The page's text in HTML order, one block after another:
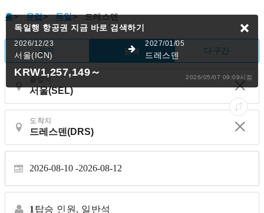
홈> 유럽> 독일> 드레스덴
편도 왕복 다구간
출발지
도착지
2026-08-10 2026-08-12
1 탑승 인원, 일반석
독일행 항공권 지금 바로 검색하기
2026/12/23
서울(ICN)
2027/01/05
드레스덴
KRW1,257,149～ 2026/05/07 09:09시점